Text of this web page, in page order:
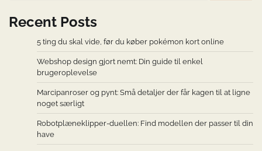
Recent Posts
5 ting du skal vide, før du køber pokémon kort online
Webshop design gjort nemt: Din guide til enkel
brugeroplevelse
Marcipanroser og pynt: Små detaljer der får kagen til at ligne
noget særligt
Robotplæneklipper-duellen: Find modellen der passer til din
have